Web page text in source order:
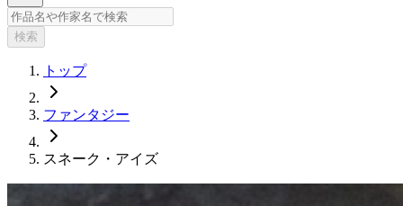
検索
トップ
ファンタジー
スネーク・アイズ